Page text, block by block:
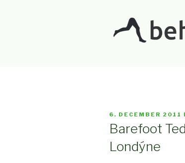
POSTED
ON
6. DECEMBER 2011
Barefoot
Londýne